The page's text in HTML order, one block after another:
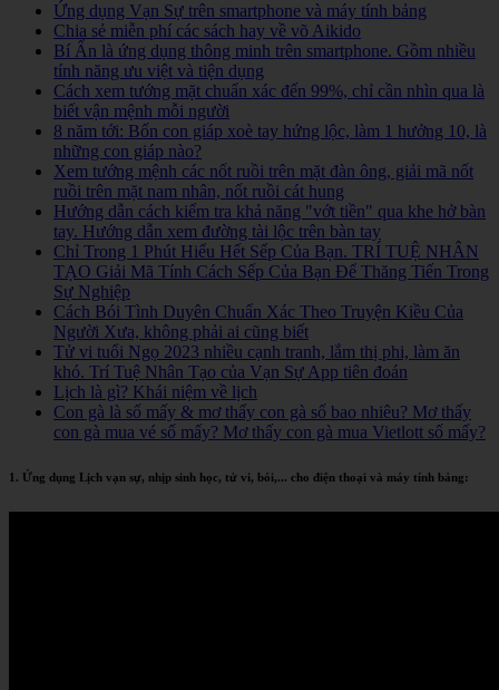
Ứng dụng Vạn Sự trên smartphone và máy tính bảng
Chia sẻ miễn phí các sách hay về võ Aikido
Bí Ẩn là ứng dụng thông minh trên smartphone. Gồm nhiều
tính năng ưu việt và tiện dụng
Cách xem tướng mặt chuẩn xác đến 99%, chỉ cần nhìn qua là
biết vận mệnh mỗi người
8 năm tới: Bốn con giáp xoè tay hứng lộc, làm 1 hưởng 10, là
những con giáp nào?
Xem tướng mệnh các nốt ruồi trên mặt đàn ông, giải mã nốt
ruồi trên mặt nam nhân, nốt ruồi cát hung
Hướng dẫn cách kiểm tra khả năng "vớt tiền" qua khe hở bàn
tay. Hướng dẫn xem đường tài lộc trên bàn tay
Chỉ Trong 1 Phút Hiểu Hết Sếp Của Bạn. TRÍ TUỆ NHÂN
TẠO Giải Mã Tính Cách Sếp Của Bạn Để Thăng Tiến Trong
Sự Nghiệp
Cách Bói Tình Duyên Chuẩn Xác Theo Truyện Kiều Của
Người Xưa, không phải ai cũng biết
Tử vi tuổi Ngọ 2023 nhiều cạnh tranh, lắm thị phi, làm ăn
khó. Trí Tuệ Nhân Tạo của Vạn Sự App tiên đoán
Lịch là gì? Khái niệm về lịch
Con gà là số mấy & mơ thấy con gà số bao nhiêu? Mơ thấy
con gà mua vé số mấy? Mơ thấy con gà mua Vietlott số mấy?
1. Ứng dụng Lịch vạn sự, nhịp sinh học, tử vi, bói,... cho điện thoại và máy tính bảng: